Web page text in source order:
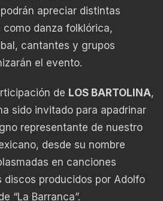
apreciar distintas
danza folklórica,
cantantes y grupos
el evento.
de LOS BARTOLINA,
sido invitado para apadrinar
representante de nuestro
desde su nombre
en canciones
discos producidos por Adolfo
“La Barranca”.